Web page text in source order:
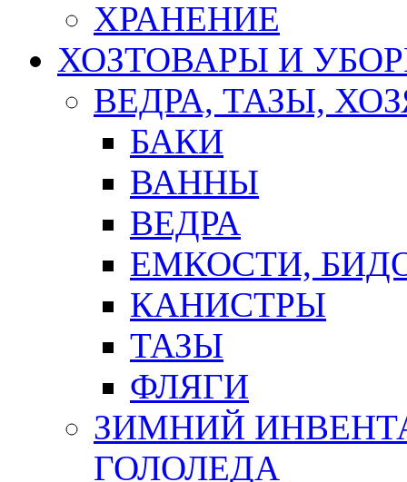
ХРАНЕНИЕ
ХОЗТОВАРЫ И
ВЕДРА, ТАЗЫ,
БАКИ
ВАННЫ
ВЕДРА
ЕМКОСТИ,
КАНИСТРЫ
ТАЗЫ
ФЛЯГИ
ЗИМНИЙ
ГОЛОЛЕДА